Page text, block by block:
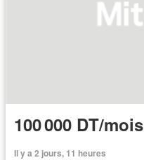
100 000 DT/mois
Il y a 2 jours, 11 heures